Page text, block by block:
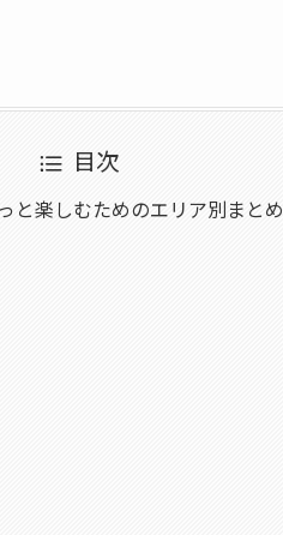
目次
と楽しむためのエリア別まとめ